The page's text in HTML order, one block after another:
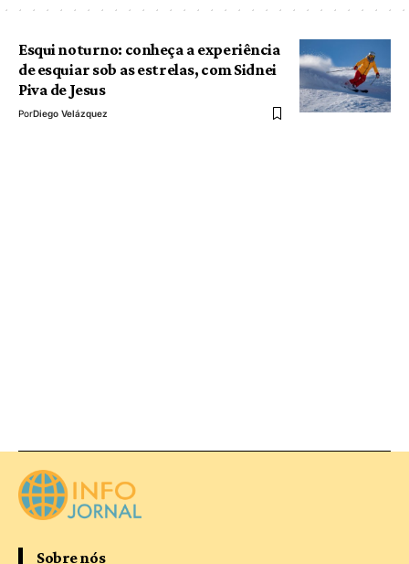
Esqui noturno: conheça a experiência
de esquiar sob as estrelas, com Sidnei
Piva de Jesus
PorDiego Velázquez
Sobre nós